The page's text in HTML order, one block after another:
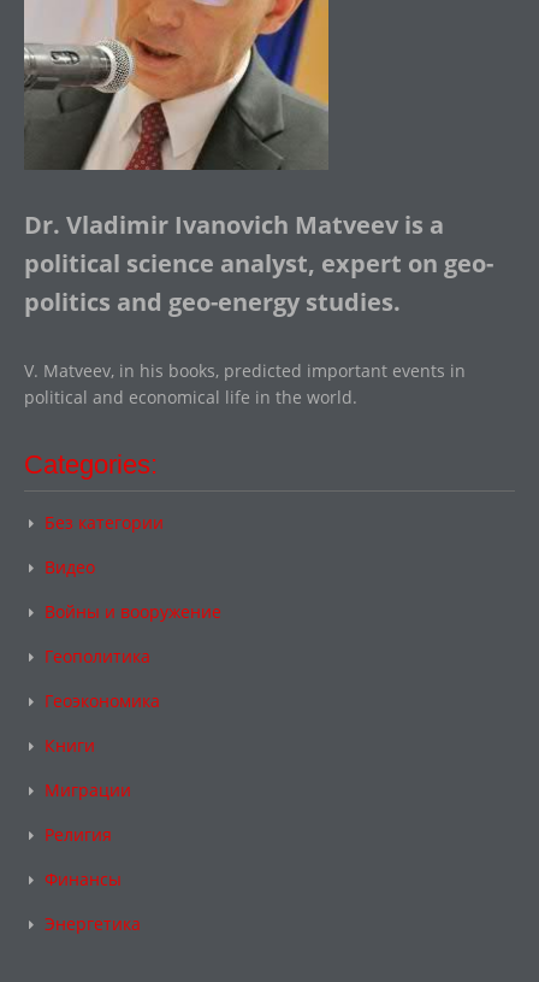
Dr. Vladimir Ivanovich Matveev is a
political science analyst, expert on geo-
politics and geo-energy studies.
V. Matveev, in his books, predicted important events in
political and economical life in the world.
Categories:
Без категории
Видео
Войны и вооружение
Геополитика
Геоэкономика
Книги
Миграции
Религия
Финансы
Энергетика